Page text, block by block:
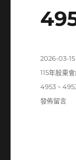
發
期:
2026-03-15
分
115年股東
標
籤
4953 、
在
發佈留言